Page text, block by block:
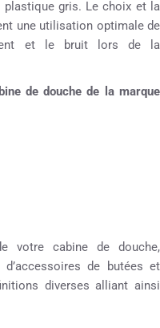
plastique gris. Le choix et la
une utilisation optimale de
et le bruit lors de la
de douche de la marque
votre cabine de douche,
de butées et
diverses alliant ainsi